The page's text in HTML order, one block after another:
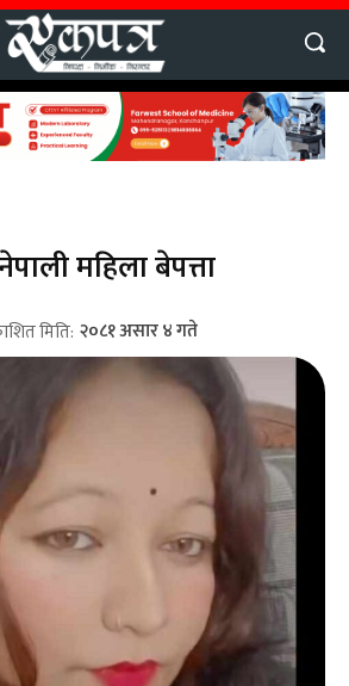
महिला बेपत्ता
मिति: २०८१ असार ४ गते